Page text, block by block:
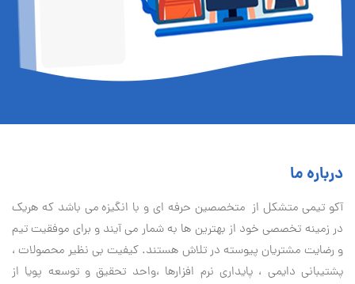
درباره ما
آكو تيمی متشکل از متخصصین حرفه ای و با انگیزه می باشد که هریک
در زمینه تخصصی خود از بهترین ها به شمار می آیند و برای موفقیت تيم
و رضایت مشتریان پیوسته در تلاش هستند. کیفیت بی نظير محصولات ،
پشتیبانی دايمی ، پایداری نرم افزارها ،واحد تحقیق و توسعه پویا از